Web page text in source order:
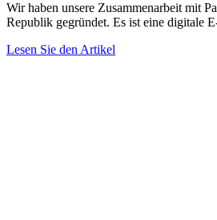
Wir haben unsere Zusammenarbeit mit
Republik gegründet. Es ist eine digitale
Lesen Sie den Artikel